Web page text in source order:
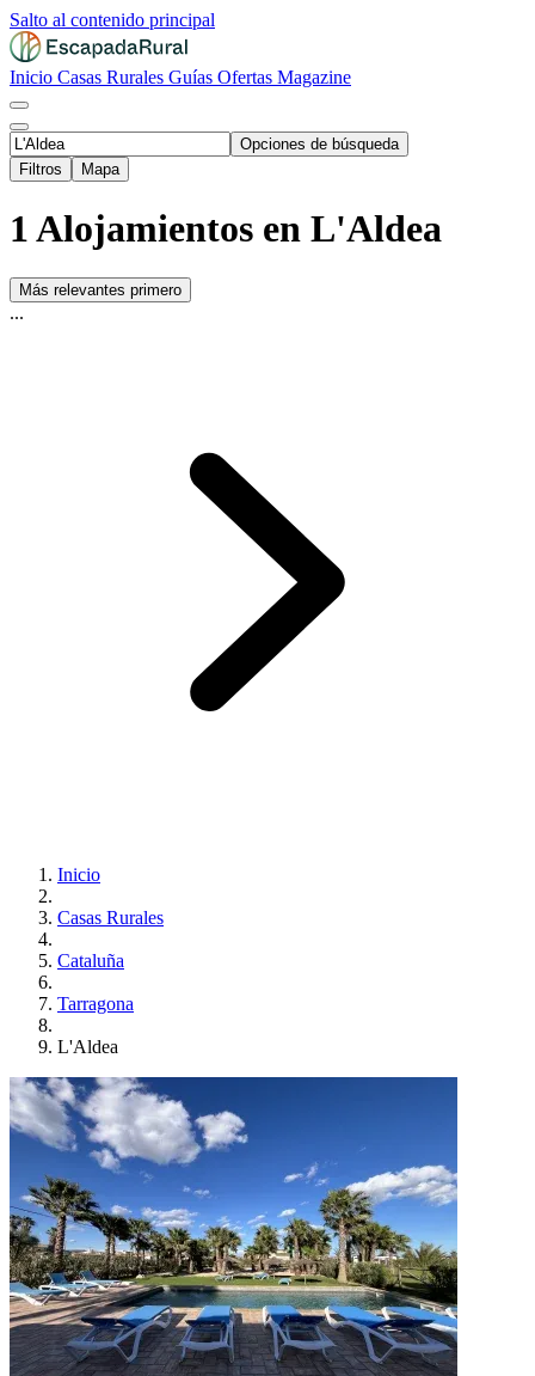
Salto al contenido principal
Inicio Casas Rurales Guías Ofertas Magazine
Opciones de búsqueda
Filtros
Mapa
1 Alojamientos en L'Aldea
Más relevantes primero
...
Inicio
Casas Rurales
Cataluña
Tarragona
L'Aldea